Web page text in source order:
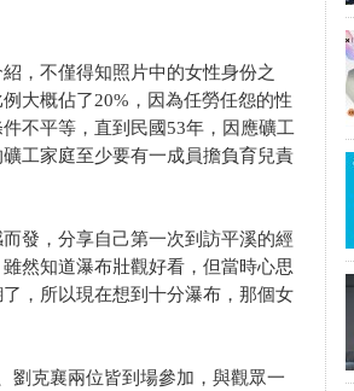
，不僅得知照片中的女性身份之
大概佔了20%，因為任勞任怨的性
不平等，直到民國53年，因應礦工
工家庭至少要有一成員擔負育兒責
發，分享自己第一次到訪平溪的經
然知道瀑布壯觀好看，但當時心思
，所以現在想到十分瀑布，那個女
劉克襄兩位皆到場參加，與觀眾一